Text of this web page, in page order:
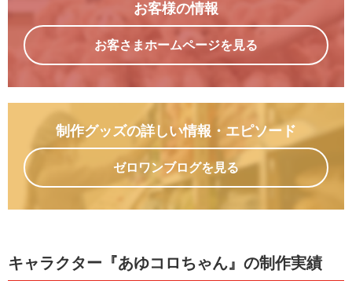
お客様の情報
お客さまホームページを見る
制作グッズの詳しい情報 ・エピソード
ゼロワンブログを見る
キャラクター『あゆコロちゃん』の制作実績